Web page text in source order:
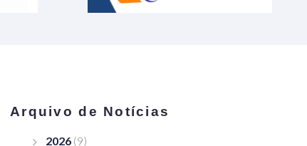
Arquivo de Notícias
2026 (9)